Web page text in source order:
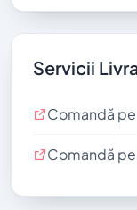
Servicii
Comandă
Comandă